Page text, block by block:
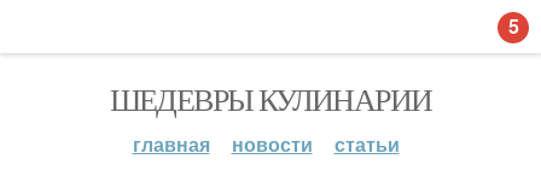
ШЕДЕВРЫ КУЛИНАРИИ
главная новости статьи
5